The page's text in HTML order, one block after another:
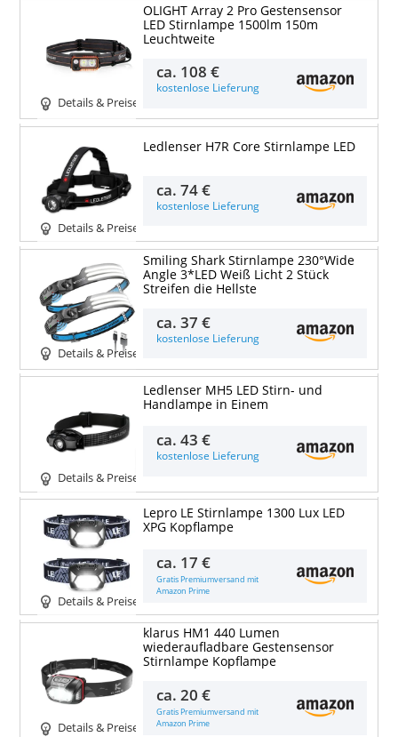
Details & Preise
OLIGHT Array 2 Pro Gestensensor
LED Stirnlampe 1500lm 150m
Leuchtweite
ca. 108 €
kostenlose Lieferung
Details & Preise
Ledlenser H7R Core Stirnlampe LED
ca.74 €
kostenlose Lieferung
Details & Preise
Smiling Shark Stirnlampe 230°Wide
Angle 3*LED Weiß Licht 2 Stück
Streifen die Hellste
ca.37 €
kostenlose Lieferung
Details & Preise
Ledlenser MH5 LED Stirn- und
Handlampe in Einem
ca.43 €
kostenlose Lieferung
Details & Preise
Lepro LE Stirnlampe 1300 Lux LED
XPG Kopflampe
ca. 17 €
Gratis Premiumversand mit
Amazon Prime
Details & Preise
klarus HM1 440 Lumen
wiederaufladbare Gestensensor
Stirnlampe Kopflampe
ca.20 €
Gratis Premiumversand mit
Amazon Prime